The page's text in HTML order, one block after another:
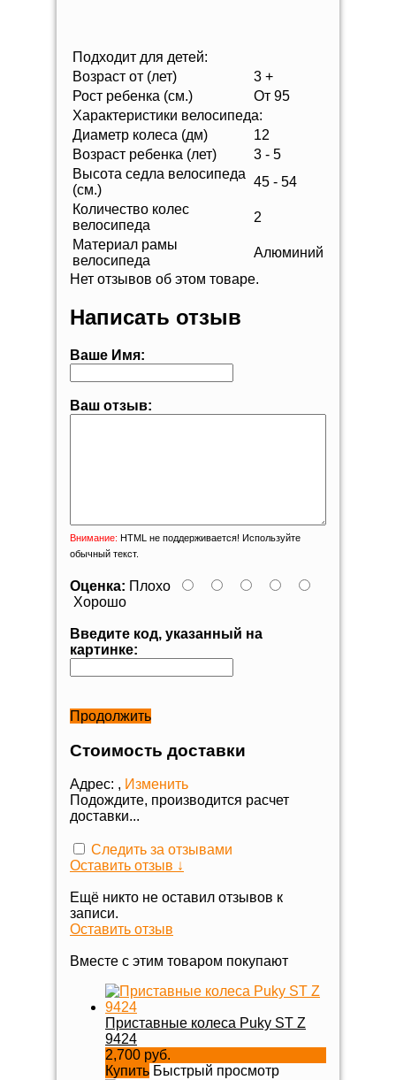
Подходит для детей:
Возраст от (лет)
3 +
Рост ребенка (см.)
От 95
Характеристики велосипеда:
Диаметр колеса (дм)
12
Возраст ребенка (лет)
3 - 5
Высота седла велосипеда
(см.)
45 - 54
Количество колес
велосипеда
2
Материал рамы
велосипеда
Алюминий
Нет отзывов об этом товаре.
Написать отзыв
Ваше Имя:
Ваш отзыв:
Внимание: HTML не поддерживается! Используйте
обычный текст.
Оценка: Плохо
Хорошо
Введите код, указанный на
картинке:
Продолжить
Стоимость доставки
Адрес: , Изменить
Подождите, производится расчет
доставки...
Следить за отзывами
Оставить отзыв ↓
Ещё никто не оставил отзывов к
записи.
Оставить отзыв
Вместе с этим товаром покупают
Приставные колеса Puky ST Z
9424
2,700 руб.
Купить Быстрый просмотр